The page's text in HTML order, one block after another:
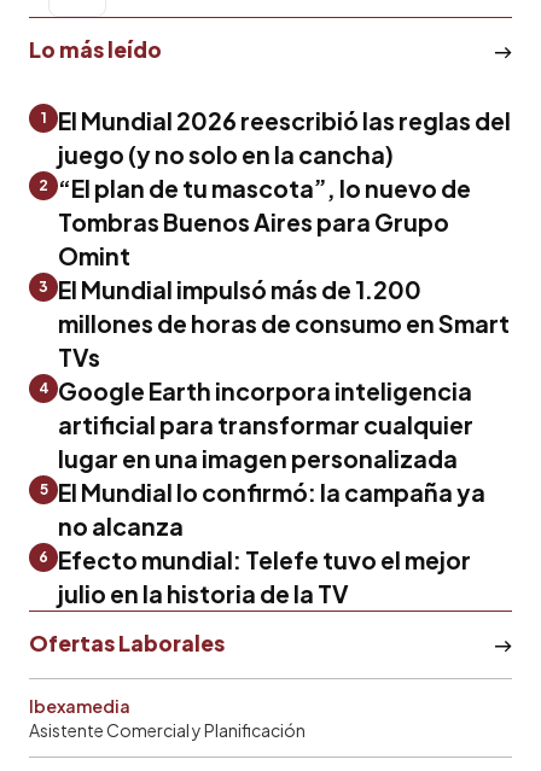
Lo más leído
1
El Mundial 2026 reescribió las reglas del
juego (y no solo en la cancha)
2
“El plan de tu mascota”, lo nuevo de
Tombras Buenos Aires para Grupo
Omint
3
El Mundial impulsó más de 1.200
millones de horas de consumo en Smart
TVs
4 Google Earth incorpora inteligencia
artificial para transformar cualquier
lugar en una imagen personalizada
5
El Mundial lo confirmó: la campaña ya
no alcanza
6
Efecto mundial: Telefe tuvo el mejor
julio en la historia de la TV
Ofertas Laborales
Ibexamedia
Asistente Comercial y Planificación